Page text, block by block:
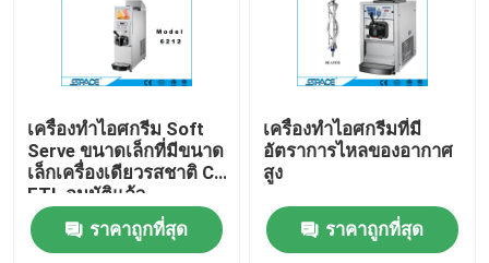
เครื่องทำไอศกรีม Soft
Serve ขนาดเล็กที่มีขนาด
เล็กเครื่องเดียวรสชาติ CE
ETL อนุมัติแล้ว
ราคาถูกที่สุด
เครื่องทำไอศกรีมที่มี
อัตราการไหลของอากาศ
สูง
ราคาถูกที่สุด